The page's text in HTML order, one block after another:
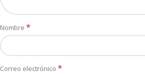
Nombre *
Correo electrónico *